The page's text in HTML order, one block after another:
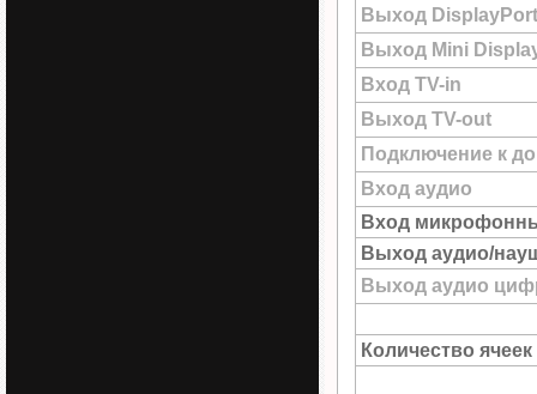
Выход DisplayPort
Выход Mini
Вход TV-in
Выход TV-out
Подключение к
Вход аудио
Вход
Выход аудио/
Выход аудио
Количество